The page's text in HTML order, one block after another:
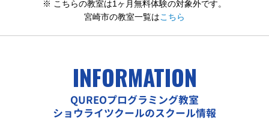
※ こちらの教室は1ヶ月無料体験の対象外です。
宮崎市の教室一覧はこちら
INFORMATION
QUREOプログラミング教室
ショウライツクールのスクール情報